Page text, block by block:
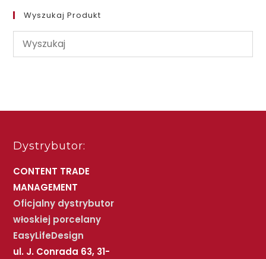
Wyszukaj Produkt
Dystrybutor:
CONTENT TRADE
MANAGEMENT
Oficjalny dystrybutor
włoskiej porcelany
EasyLifeDesign
ul. J. Conrada 63, 31-